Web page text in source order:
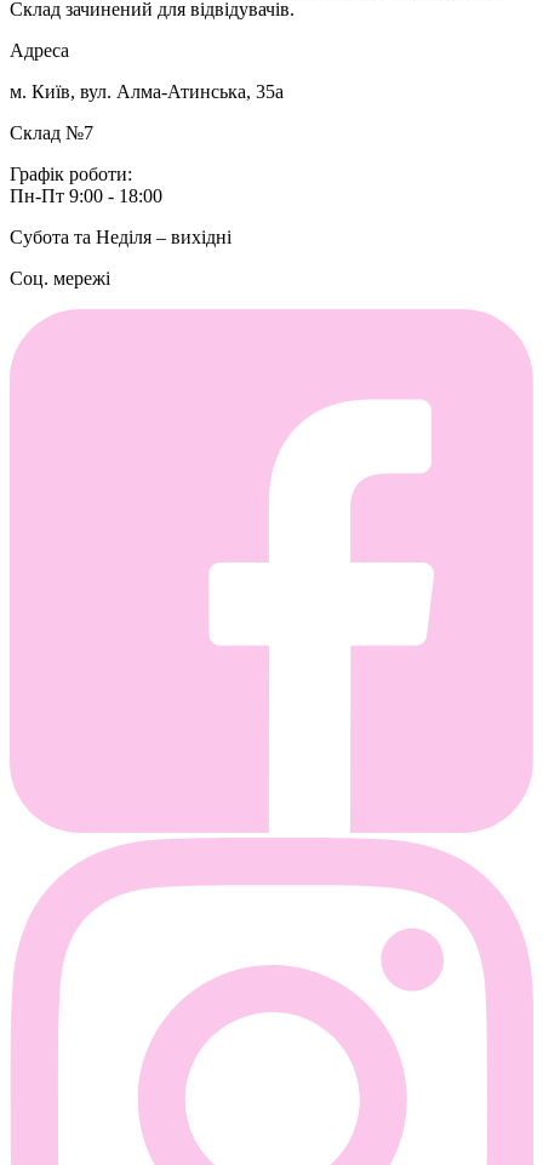
Склад зачинений для відвідувачів.
Адреса
м. Київ, вул. Алма-Атинська, 35а
Склад №7
Графік роботи:
Пн-Пт 9:00 - 18:00
Субота та Неділя – вихідні
Соц. мережі